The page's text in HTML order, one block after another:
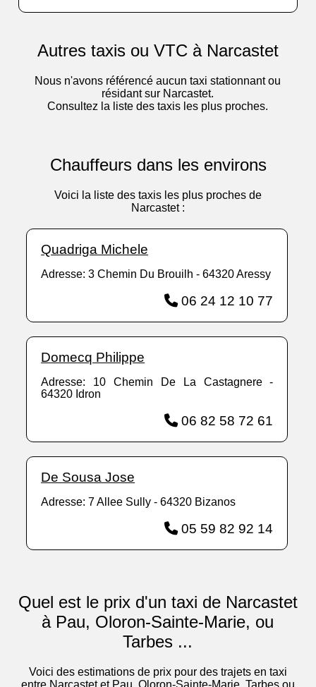
Autres taxis ou VTC à Narcastet
Nous n'avons référencé aucun taxi stationnant ou
résidant sur Narcastet.
Consultez la liste des taxis les plus proches.
Chauffeurs dans les environs
Voici la liste des taxis les plus proches de
Narcastet :
Quadriga Michele
Adresse: 3 Chemin Du Brouilh - 64320 Aressy
06 24 12 10 77
Domecq Philippe
Adresse: 10 Chemin De La Castagnere -
64320 Idron
06 82 58 72 61
De Sousa Jose
Adresse: 7 Allee Sully - 64320 Bizanos
05 59 82 92 14
Quel est le prix d'un taxi de Narcastet
à Pau, Oloron-Sainte-Marie, ou
Tarbes ...
Voici des estimations de prix pour des trajets en taxi